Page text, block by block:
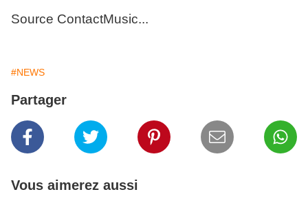
Source ContactMusic...
#NEWS
Partager
Vous aimerez aussi